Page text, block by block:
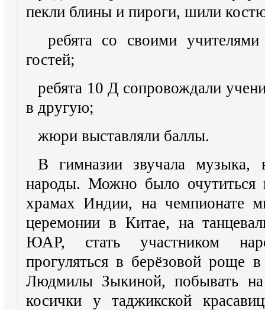
пекли блины и пироги, шили
ребята со своими
гостей;
ребята 10 Д сопровождали
в другую;
жюри выставляли баллы.
В гимназии звучала музыка,
народы. Можно было очутиться
храмах Индии, на чемпионате
церемонии в Китае, на
ЮАР, стать участником
прогуляться в берёзовой роще
Людмилы Зыкиной, побывать на
косички у таджикской